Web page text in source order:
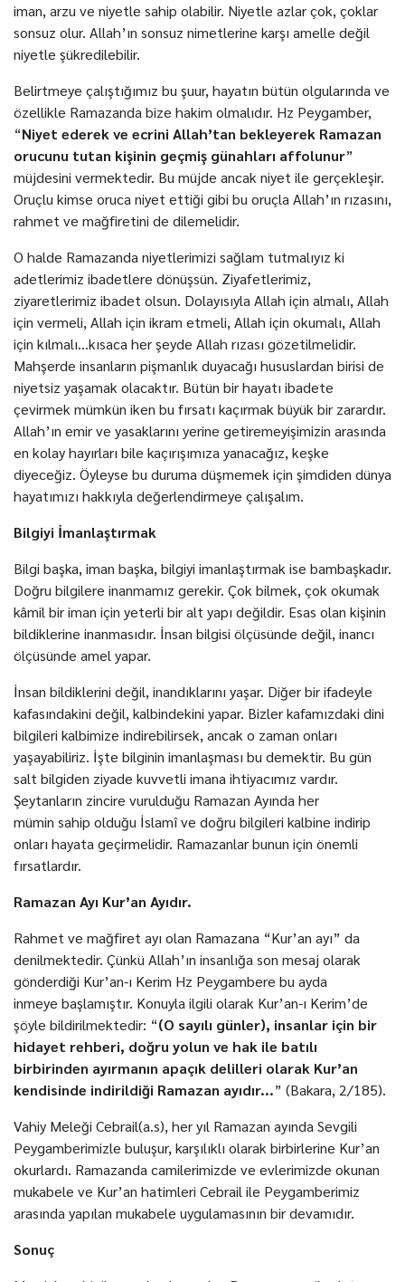
iman, arzu ve niyetle sahip olabilir. Niyetle azlar çok, çoklar
sonsuz olur. Allah’ın sonsuz nimetlerine karşı amelle değil
niyetle şükredilebilir.
Belirtmeye çalıştığımız bu şuur, hayatın bütün olgularında ve
özellikle Ramazanda bize hakim olmalıdır. Hz Peygamber,
“Niyet ederek ve ecrini Allah’tan bekleyerek Ramazan
orucunu tutan kişinin geçmiş günahları affolunur”
müjdesini vermektedir. Bu müjde ancak niyet ile gerçekleşir.
Oruçlu kimse oruca niyet ettiği gibi bu oruçla Allah’ın rızasını,
rahmet ve mağfiretini de dilemelidir.
O halde Ramazanda niyetlerimizi sağlam tutmalıyız ki
adetlerimiz ibadetlere dönüşsün. Ziyafetlerimiz,
ziyaretlerimiz ibadet olsun. Dolayısıyla Allah için almalı, Allah
için vermeli, Allah için ikram etmeli, Allah için okumalı, Allah
için kılmalı...kısaca her şeyde Allah rızası gözetilmelidir.
Mahşerde insanların pişmanlık duyacağı hususlardan birisi de
niyetsiz yaşamak olacaktır. Bütün bir hayatı ibadete
çevirmek mümkün iken bu fırsatı kaçırmak büyük bir zarardır.
Allah’ın emir ve yasaklarını yerine getiremeyişimizin arasında
en kolay hayırları bile kaçırışımıza yanacağız, keşke
diyeceğiz. Öyleyse bu duruma düşmemek için şimdiden dünya
hayatımızı hakkıyla değerlendirmeye çalışalım.
Bilgiyi İmanlaştırmak
Bilgi başka, iman başka, bilgiyi imanlaştırmak ise bambaşkadır.
Doğru bilgilere inanmamız gerekir. Çok bilmek, çok okumak
kâmil bir iman için yeterli bir alt yapı değildir. Esas olan kişinin
bildiklerine inanmasıdır. İnsan bilgisi ölçüsünde değil, inancı
ölçüsünde amel yapar.
İnsan bildiklerini değil, inandıklarını yaşar. Diğer bir ifadeyle
kafasındakini değil, kalbindekini yapar. Bizler kafamızdaki dini
bilgileri kalbimize indirebilirsek, ancak o zaman onları
yaşayabiliriz. İşte bilginin imanlaşması bu demektir. Bu gün
salt bilgiden ziyade kuvvetli imana ihtiyacımız vardır.
Şeytanların zincire vurulduğu Ramazan Ayında her
mümin sahip olduğu İslamî ve doğru bilgileri kalbine indirip
onları hayata geçirmelidir. Ramazanlar bunun için önemli
fırsatlardır.
Ramazan Ayı Kur’an Ayıdır.
Rahmet ve mağfiret ayı olan Ramazana “Kur’an ayı” da
denilmektedir. Çünkü Allah’ın insanlığa son mesaj olarak
gönderdiği Kur’an-ı Kerim Hz Peygambere bu ayda
inmeye başlamıştır. Konuyla ilgili olarak Kur’an-ı Kerim’de
şöyle bildirilmektedir: “(O sayılı günler), insanlar için bir
hidayet rehberi, doğru yolun ve hak ile batılı
birbirinden ayırmanın apaçık delilleri olarak Kur’an
kendisinde indirildiği Ramazan ayıdır...” (Bakara, 2/185).
Vahiy Meleği Cebrail(a.s), her yıl Ramazan ayında Sevgili
Peygamberimizle buluşur, karşılıklı olarak birbirlerine Kur’an
okurlardı. Ramazanda camilerimizde ve evlerimizde okunan
mukabele ve Kur’an hatimleri Cebrail ile Peygamberimiz
arasında yapılan mukabele uygulamasının bir devamıdır.
Sonuç